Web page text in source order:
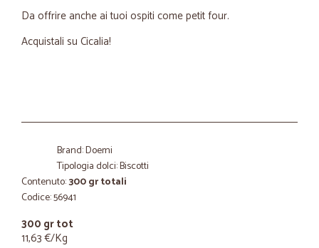
Da offrire anche ai tuoi ospiti come petit four.
Acquistali su Cicalia!
Brand: Doemi
Tipologia dolci: Biscotti
Contenuto:300 gr totali
Codice: 56941
300 gr tot
11,63 €/Kg